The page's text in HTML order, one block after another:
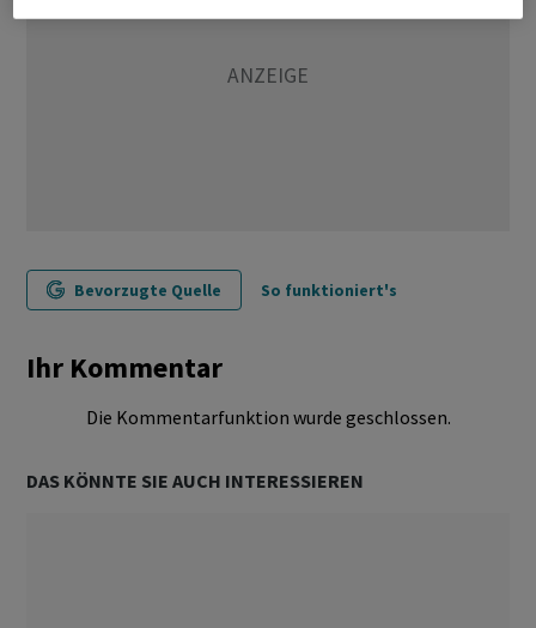
Bevorzugte Quelle So funktioniert's
Ihr Kommentar
Die Kommentarfunktion wurde geschlossen.
DAS KÖNNTE SIE AUCH INTERESSIEREN